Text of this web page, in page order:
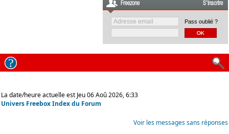
Freezone S'inscrire
Pass oublié ?
La date/heure actuelle est Jeu 06 Aoû 2026, 6:33
Univers Freebox Index du Forum
Voir les messages sans réponses